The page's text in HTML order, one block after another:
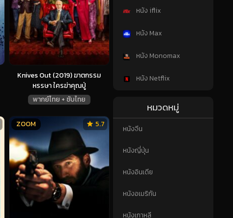
Knives Out (2019) ฆาตกรรม
หรรษา ใครฆ่าคุณปู่
พากย์ไทย + ซับไทย
5.7
ZOOM
หนัง iflix
หนัง Max
หนัง Monomax
หนัง Netflix
หมวดหมู่
หนังจีน
หนังญี่ปุ่น
หนังอินเดีย
หนังอเมริกัน
หนังเกาหลี